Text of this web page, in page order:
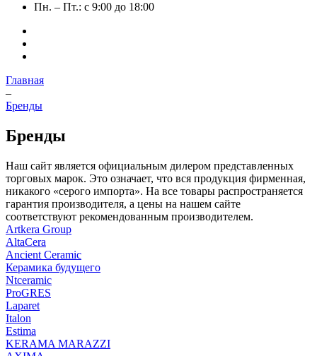
Пн. – Пт.: с 9:00 до 18:00
Главная
–
Бренды
Бренды
Наш сайт является официальным дилером представленных
торговых марок. Это означает, что вся продукция фирменная,
никакого «серого импорта». На все товары распространяется
гарантия производителя, а цены на нашем сайте
соответствуют рекомендованным производителем.
Artkera Group
AltaCera
Ancient Ceramic
Керамика будущего
Ntceramic
ProGRES
Laparet
Italon
Estima
KERAMA MARAZZI